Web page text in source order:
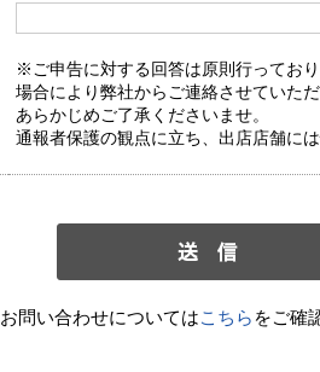
※ご申告に対する回答は原則行っており
場合により弊社からご連絡させていた
あらかじめご了承くださいませ。
通報者保護の観点に立ち、出店店舗に
お問い合わせについてはこちら をご確